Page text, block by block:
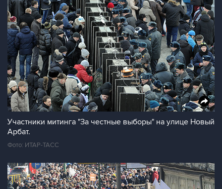
Участники митинга "За честные выборы" на улице Новый
Арбат.
Фото: ИТАР-ТАСС